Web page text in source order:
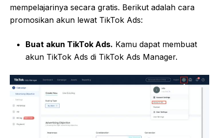
mempelajarinya secara gratis. Berikut adalah cara
promosikan akun lewat TikTok Ads:
Buat akun TikTok Ads. Kamu dapat membuat
akun TikTok Ads di TikTok Ads Manager.